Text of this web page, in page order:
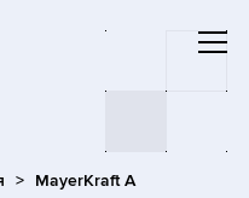
MayerKraft A